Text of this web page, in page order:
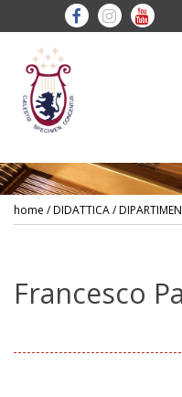
home / DIDATTICA /
Francesco